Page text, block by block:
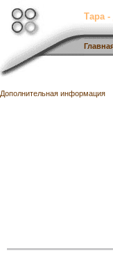
Тара -
Дополнительная информация